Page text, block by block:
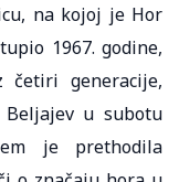
na kojoj je Hor
1967. godine,
generacije,
Beljajev u subotu
je prethodila